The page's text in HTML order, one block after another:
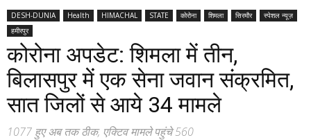
DESH-DUNIA Health HIMACHAL STATE कोरोना शिमला सिरमौर
स्पेशल न्यूज़
हमीरपुर
कोरोना अपडेट: शिमला में तीन,
बिलासपुर में एक सेना जवान संक्रमित,
सात जिलों से आये 34 मामले
1077 हुए अब तक ठीक, एक्टिव मामले पहुंचे 560